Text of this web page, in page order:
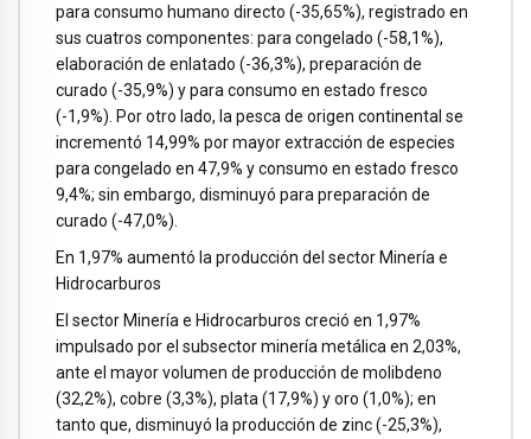
para consumo humano directo (-35,65%), registrado en
sus cuatros componentes: para congelado (-58,1%),
elaboración de enlatado (-36,3%), preparación de
curado (-35,9%) y para consumo en estado fresco
(-1,9%). Por otro lado, la pesca de origen continental se
incrementó 14,99% por mayor extracción de especies
para congelado en 47,9% y consumo en estado fresco
9,4%; sin embargo, disminuyó para preparación de
curado (-47,0%).
En 1,97% aumentó la producción del sector Minería e
Hidrocarburos
El sector Minería e Hidrocarburos creció en 1,97%
impulsado por el subsector minería metálica en 2,03%,
ante el mayor volumen de producción de molibdeno
(32,2%), cobre (3,3%), plata (17,9%) y oro (1,0%); en
tanto que, disminuyó la producción de zinc (-25,3%),